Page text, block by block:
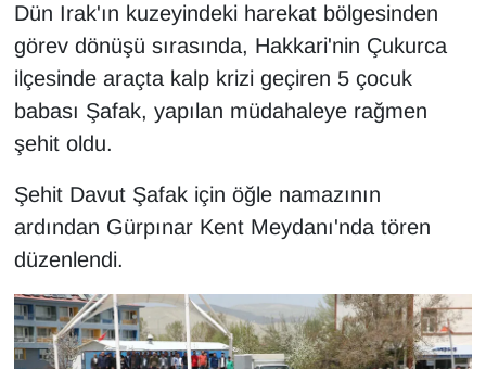
Dün Irak'ın kuzeyindeki harekat bölgesinden
görev dönüşü sırasında, Hakkari'nin Çukurca
ilçesinde araçta kalp krizi geçiren 5 çocuk
babası Şafak, yapılan müdahaleye rağmen
şehit oldu.
Şehit Davut Şafak için öğle namazının
ardından Gürpınar Kent Meydanı'nda tören
düzenlendi.
Kadın
Kamu Alımları
Kim Kimdir?
Kültür & Sanat
KURDÎ
MAGAZİN